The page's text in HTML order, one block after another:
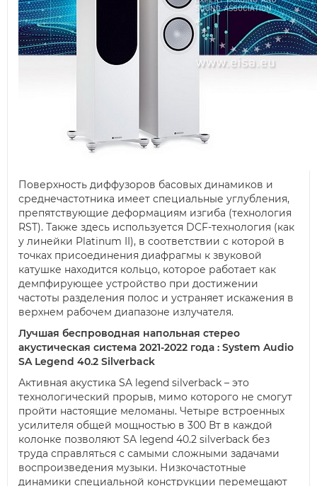
Поверхность диффузоров басовых динамиков и
среднечастотника имеет специальные углубления,
препятствующие деформациям изгиба (технология
RST). Также здесь используется DCF-технология (как
у линейки Platinum II), в соответствии с которой в
точках присоединения диафрагмы к звуковой
катушке находится кольцо, которое работает как
демпфирующее устройство при достижении
частоты разделения полос и устраняет искажения в
верхнем рабочем диапазоне излучателя.
Лучшая беспроводная напольная стерео
акустическая система 2021-2022 года : System Audio
SA Legend 40.2 Silverback
Активная акустика SA legend silverback – это
технологический прорыв, мимо которого не смогут
пройти настоящие меломаны. Четыре встроенных
усилителя общей мощностью в 300 Вт в каждой
колонке позволяют SA legend 40.2 silverback без
труда справляться с самыми сложными задачами
воспроизведения музыки. Низкочастотные
динамики специальной конструкции перемещают